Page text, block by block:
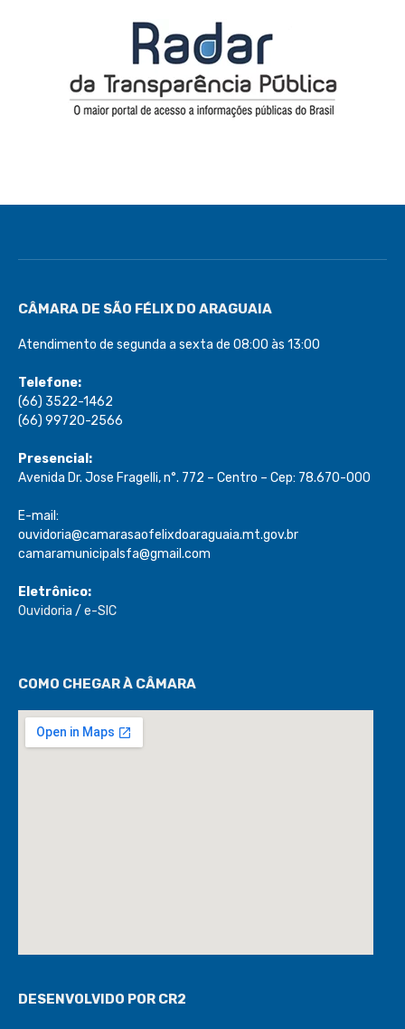
CÂMARA DE SÃO FÉLIX DO ARAGUAIA
Atendimento de segunda a sexta de 08:00 às 13:00
Telefone:
(66) 3522-1462
(66) 99720-2566
Presencial:
Avenida Dr. Jose Fragelli, n°. 772 – Centro – Cep: 78.670-000
E-mail:
ouvidoria@camarasaofelixdoaraguaia.mt.gov.br
camaramunicipalsfa@gmail.com
Eletrônico:
Ouvidoria / e-SIC
COMO CHEGAR À CÂMARA
DESENVOLVIDO POR CR2